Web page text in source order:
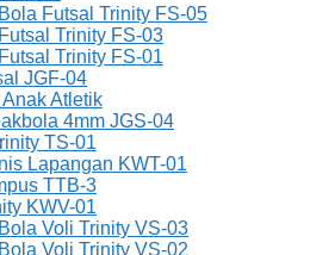
Futsal Trinity FS-05
Trinity FS-03
Trinity FS-01
JGF-04
Atletik
4mm JGS-04
TS-01
Lapangan KWT-01
TTB-3
KWV-01
Voli Trinity VS-03
Voli Trinity VS-02